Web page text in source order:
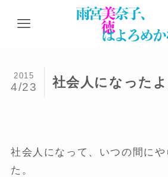
社会人になった
2015
4/23
社会人になって、いつの間に
た。